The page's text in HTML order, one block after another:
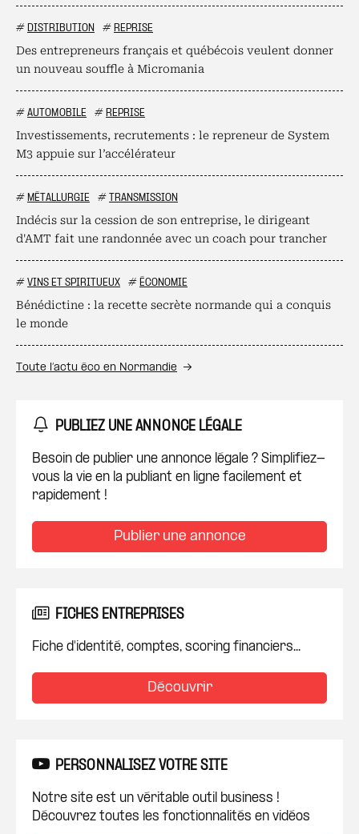
# DISTRIBUTION # REPRISE
Des entrepreneurs français et québécois veulent donner
un nouveau souffle à Micromania
# AUTOMOBILE # REPRISE
Investissements, recrutements : le repreneur de System
M3 appuie sur l’accélérateur
# MÉTALLURGIE # TRANSMISSION
Indécis sur la cession de son entreprise, le dirigeant
d'AMT fait une randonnée avec un coach pour trancher
# VINS ET SPIRITUEUX # ÉCONOMIE
Bénédictine : la recette secrète normande qui a conquis
le monde
Toute l’actu éco en Normandie
PUBLIEZ UNE ANNONCE LÉGALE
Besoin de publier une annonce légale ? Simplifiez-
vous la vie en la publiant en ligne facilement et
rapidement !
Publier une annonce
FICHES ENTREPRISES
Fiche d'identité, comptes, scoring financiers...
Découvrir
PERSONNALISEZ VOTRE SITE
Notre site est un véritable outil business !
Découvrez toutes les fonctionnalités en vidéos